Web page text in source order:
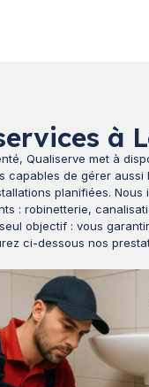
à
Qualiserve met à
capables de gérer aussi
planifiées. Nous
: robinetterie,
objectif : vous
ci-dessous nos